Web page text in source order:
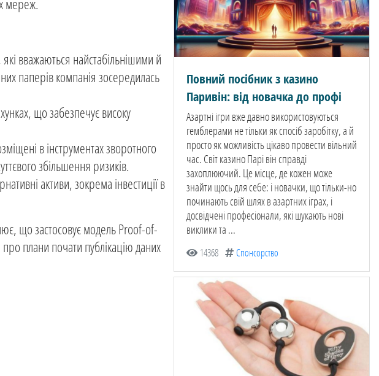
мереж.
вважаються найстабільнішими й
паперів компанія зосередилась
що забезпечує високу
в інструментах зворотного
збільшення ризиків.
активи, зокрема інвестиції в
що застосовує модель Proof-of-
плани почати публікацію даних
Повний посібник з казино
Паривін: від новачка до профі
Азартні ігри вже давно використовуються
гемблерами не тільки як спосіб заробітку, а й
просто як можливість цікаво провести вільний
час. Світ казино Парі він справді
захоплюючий. Це місце, де кожен може
знайти щось для себе: і новачки, що тільки-но
починають свій шлях в азартних іграх, і
досвідчені професіонали, які шукають нові
виклики та ...
14368 Спонсорство